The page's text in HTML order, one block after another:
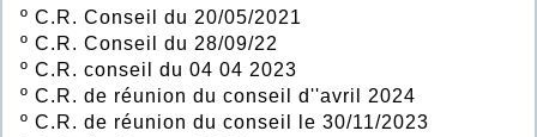
º C.R. Conseil du 20/05/2021
º C.R. Conseil du 28/09/22
º C.R. conseil du 04 04 2023
º C.R. de réunion du conseil d''avril 2024
º C.R. de réunion du conseil le 30/11/2023